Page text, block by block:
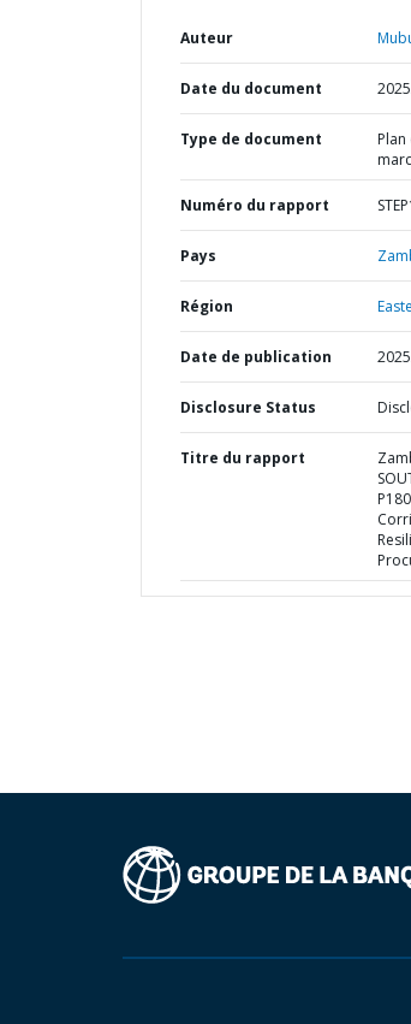
Auteur
Date du document
Type de document
Numéro du rapport
Pays
Région
Date de publication
Disclosure Status
Titre du rapport